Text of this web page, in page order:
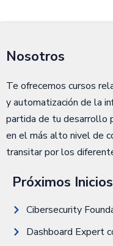
Nosotros
Te ofrecemos cursos
y automatización de la
partida de tu desarrollo
en el más alto nivel de
transitar por los
Próximos Inicios
Cibersecurity
Dashboard Expert